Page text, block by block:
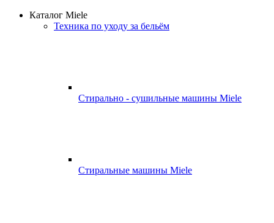
Каталог Miele
Техника по уходу за бельём
Стирально - сушильные машины Miele
Стиральные машины Miele